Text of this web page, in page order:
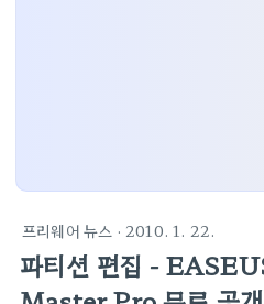
프리웨어 뉴스 · 2010. 1. 22.
파티션 편집 -